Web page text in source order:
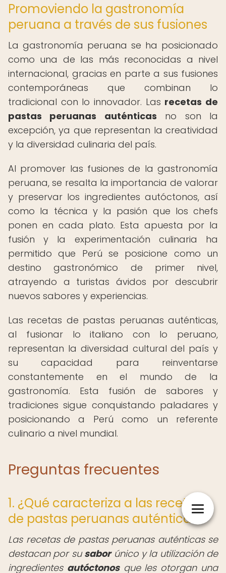
Promoviendo la gastronomía
peruana a través de sus fusiones
La gastronomía peruana se ha posicionado
como una de las más reconocidas a nivel
internacional, gracias en parte a sus fusiones
contemporáneas que combinan lo
tradicional con lo innovador. Las recetas de
pastas peruanas auténticas no son la
excepción, ya que representan la creatividad
y la diversidad culinaria del país.
Al promover las fusiones de la gastronomía
peruana, se resalta la importancia de valorar
y preservar los ingredientes autóctonos, así
como la técnica y la pasión que los chefs
ponen en cada plato. Esta apuesta por la
fusión y la experimentación culinaria ha
permitido que Perú se posicione como un
destino gastronómico de primer nivel,
atrayendo a turistas ávidos por descubrir
nuevos sabores y experiencias.
Las recetas de pastas peruanas auténticas,
al fusionar lo italiano con lo peruano,
representan la diversidad cultural del país y
su capacidad para reinventarse
constantemente en el mundo de la
gastronomía. Esta fusión de sabores y
tradiciones sigue conquistando paladares y
posicionando a Perú como un referente
culinario a nivel mundial.
Preguntas frecuentes
1. ¿Qué caracteriza a las recetas
de pastas peruanas auténticas?
Las recetas de pastas peruanas auténticas se
destacan por susaborúnico y la utilización de
ingredientes autóctonosque les otorgan una